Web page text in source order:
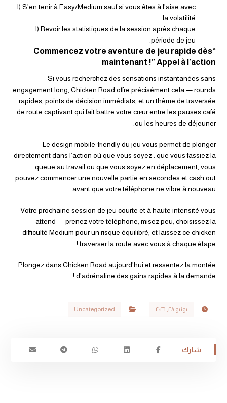
I) S’en tenir à Easy/Medium sauf si vous êtes à l’aise avec
la volatilité.
I) Revoir les statistiques de la session après chaque
période de jeu.
“Commencez votre aventure de jeu rapide dès
maintenant !” Appel à l’action
Si vous recherchez des sensations instantanées sans
engagement long, Chicken Road offre précisément cela — rounds
rapides, points de décision immédiats, et un thème de traversée
de route captivant qui fait battre votre cœur entre les pauses café
ou les heures de déjeuner.
Le design mobile-friendly du jeu vous permet de plonger
directement dans l’action où que vous soyez : que vous fassiez la
queue au travail ou que vous soyez en déplacement, vous
pouvez commencer une nouvelle partie en secondes et cash out
avant que votre téléphone ne vibre à nouveau.
Votre prochaine session de jeu courte et à haute intensité vous
attend — prenez votre téléphone, misez peu, choisissez la
difficulté Medium pour un risque équilibré, et laissez ce chicken
traverser la route avec vous à chaque étape !
Plongez dans Chicken Road aujourd’hui et ressentez la montée
d’adrénaline des gains rapides à la demande !
يونيو ٢٨, ٢٠٢٦ Uncategorized